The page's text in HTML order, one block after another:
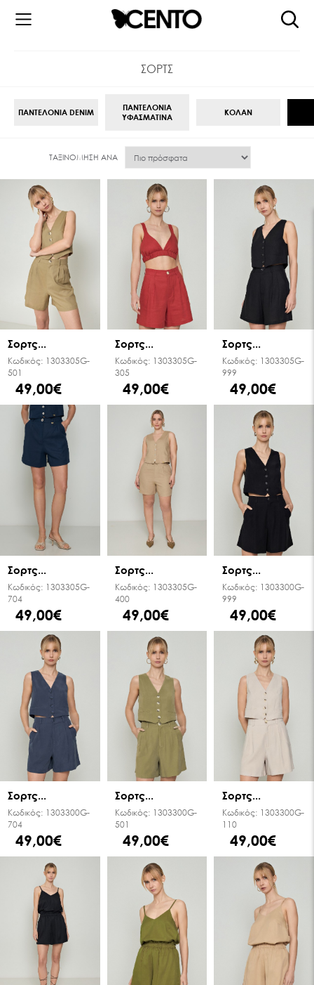
ΣΟΡΤΣ
ΠΑΝΤΕΛΟΝΙΑ DENIM
ΠΑΝΤΕΛΟΝΙΑ
ΥΦΑΣΜΑΤΙΝΑ
ΚΟΛΑΝ
ΤΑΞΙΝΌΜΗΣΗ ΑΝΆ
Σορτς...
Κωδικός: 1303305G-
501
49,00€
Σορτς...
Κωδικός: 1303305G-
305
49,00€
Σορτς...
Κωδικός: 1303305G-
999
49,00€
Σορτς...
Κωδικός: 1303305G-
704
49,00€
Σορτς...
Κωδικός: 1303305G-
400
49,00€
Σορτς...
Κωδικός: 1303300G-
999
49,00€
Σορτς...
Κωδικός: 1303300G-
704
49,00€
Σορτς...
Κωδικός: 1303300G-
501
49,00€
Σορτς...
Κωδικός: 1303300G-
110
49,00€